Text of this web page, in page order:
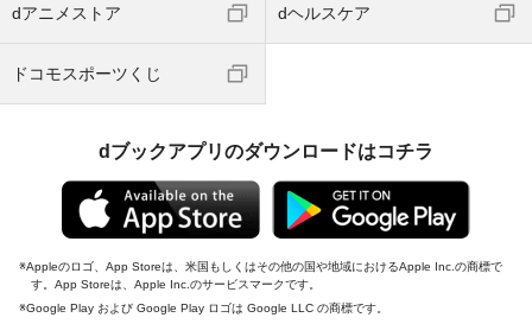
dアニメストア dヘルスケア
ドコモスポーツくじ
dブックアプリのダウンロードはコチラ
Appleのロゴ、App Storeは、米国もしくはその他の国や地域におけるApple Inc.の商標で
す。App Storeは、Apple Inc.のサービスマークです。
Google Play および Google Play ロゴは Google LLC の商標です。